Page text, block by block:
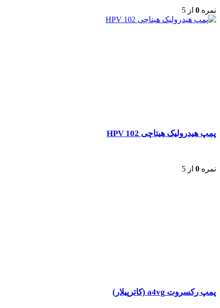
نمره 0 از 5
پمپ هیدرولیک هیتاچی HPV 102
نمره 0 از 5
پمپ رکسروت a4vg (کاترپیلار)